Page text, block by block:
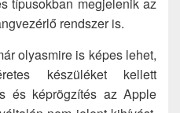
rendszer is.
olyasmire is képes lehet,
készüléket kellett
és képrögzítés az Apple